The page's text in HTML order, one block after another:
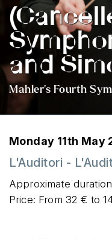
and
Mahler's Fourth
Monday 11th May
L'Auditori -
Approximate
Price: From 32 € to